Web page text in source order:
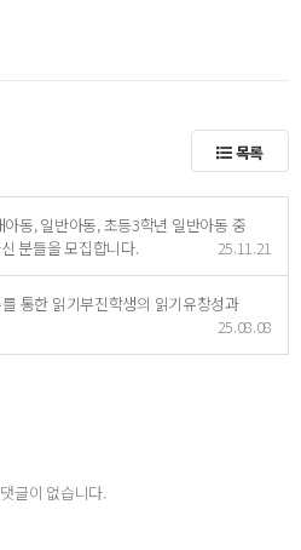
목록
동, 일반아동, 초등3학년 일반아동 중
분들을 모집합니다.
25.11.21
통한 읽기부진학생의 읽기유창성과
25.08.08
글이 없습니다.